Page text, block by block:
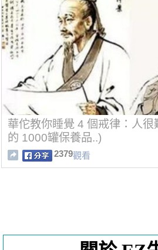
華佗教你睡覺 4 個戒律：人很
的 1000罐保養品..)
2379觀看